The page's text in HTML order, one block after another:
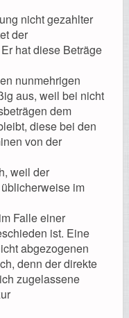
nicht gezahlter
der
hat diese Beträge
nunmehrigen
aus, weil bei nicht
dem
diese bei den
von der
weil der
im
Falle einer
ist. Eine
abgezogenen
denn der direkte
zugelassene